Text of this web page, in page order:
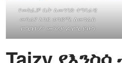
የመክፈቻ ቤት ለመንገድ ተግባራዊ
መሳሪያ እንደ ወንድሜ ለመንፈስ
የሚገጥም መሳሪያ ፈፃሚ ይሁን